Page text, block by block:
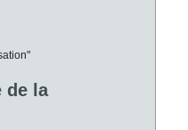
de la